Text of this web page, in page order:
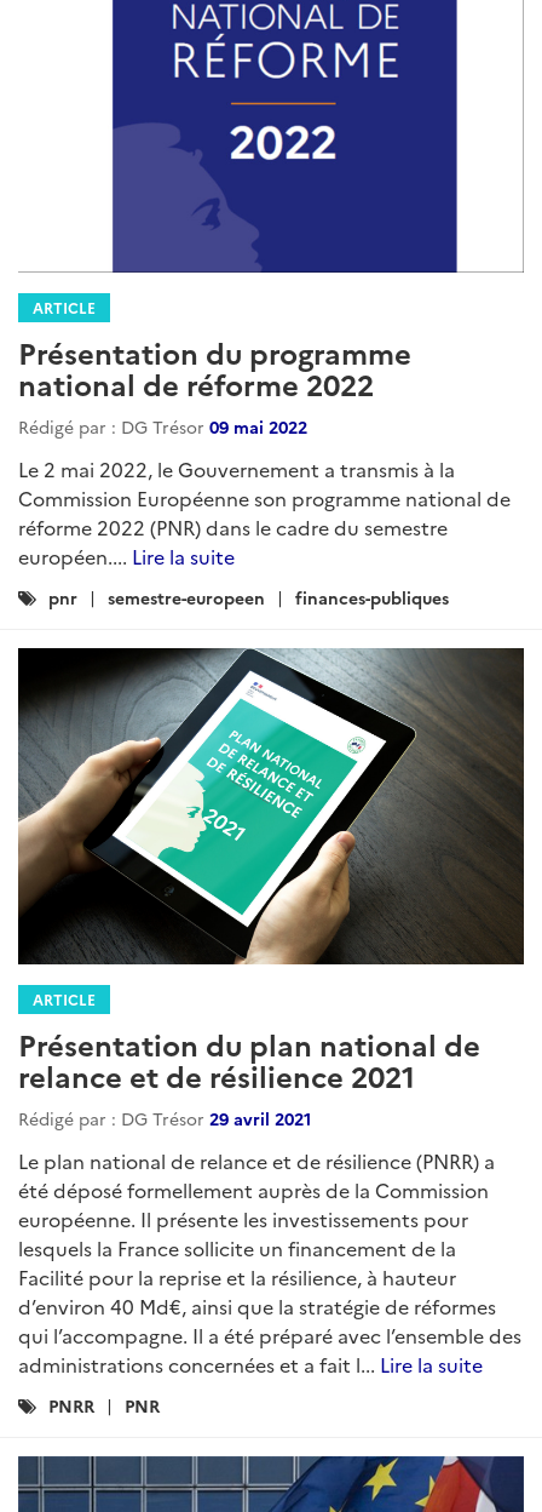
ARTICLE
Présentation du programme
national de réforme 2022
Rédigé par : DG Trésor 09 mai 2022
Le 2 mai 2022, le Gouvernement a transmis à la
Commission Européenne son programme national de
réforme 2022 (PNR) dans le cadre du semestre
européen.... Lire la suite
Catégories
pnr semestre-europeen finances-publiques
ARTICLE
Présentation du plan national de
relance et de résilience 2021
Rédigé par : DG Trésor 29 avril 2021
Le plan national de relance et de résilience (PNRR) a
été déposé formellement auprès de la Commission
européenne. Il présente les investissements pour
lesquels la France sollicite un financement de la
Facilité pour la reprise et la résilience, à hauteur
d’environ 40 Md€, ainsi que la stratégie de réformes
qui l’accompagne. Il a été préparé avec l’ensemble des
administrations concernées et a fait l... Lire la suite
Catégories
PNRR PNR